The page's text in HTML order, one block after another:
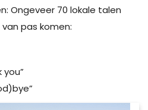
Ongeveer 70 lokale talen
pas komen:
you”